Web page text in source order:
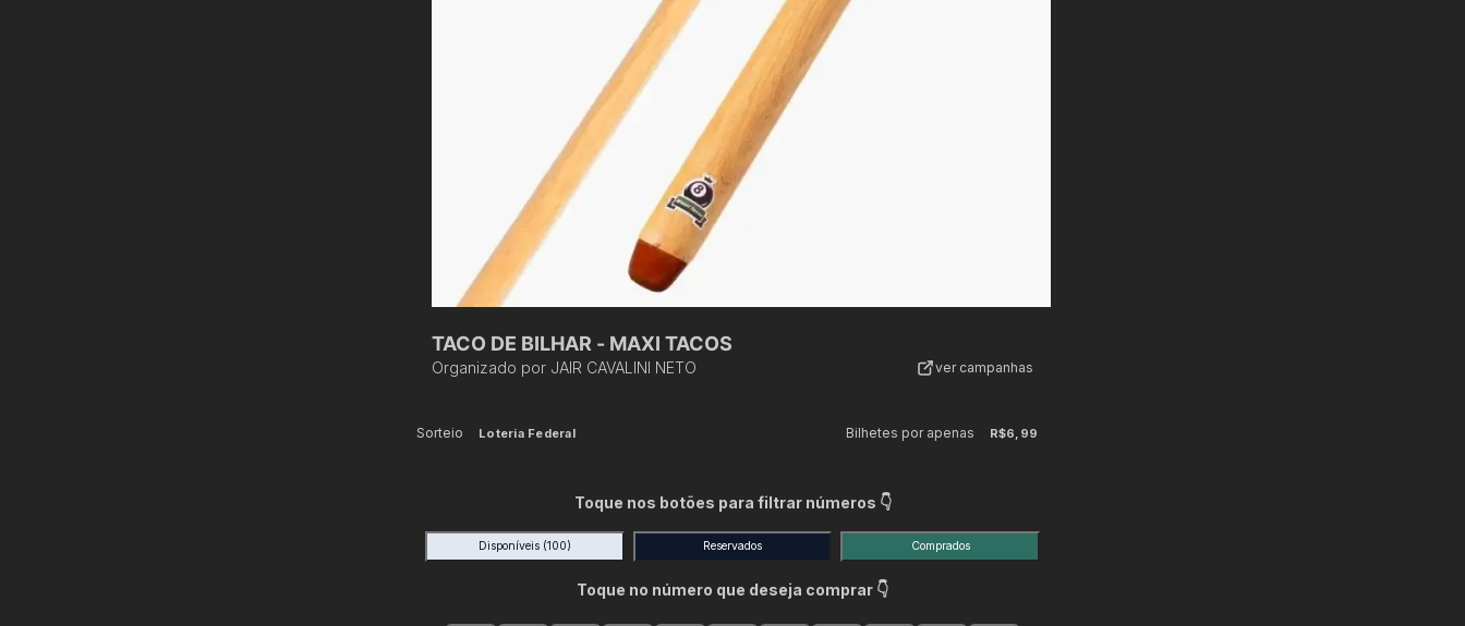
TACO DE BILHAR - MAXI TACOS
Organizado por JAIR CAVALINI NETO ver campanhas
Sorteio Loteria Federal Bilhetes por apenas R$6,99
Toque nos botões para filtrar números 👇
Disponíveis (100) Reservados Comprados
Toque no número que deseja comprar 👇